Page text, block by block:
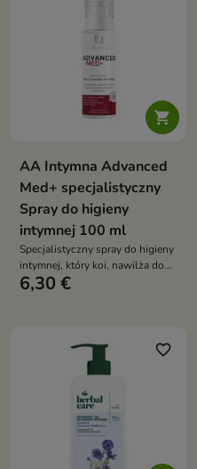

AA Intymna Advanced
Med+ specjalistyczny
Spray do higieny
intymnej 100 ml
Specjalistyczny spray do higieny
intymnej, który koi, nawilża do
24 h, neutralizuje zapachy i
6,30 €
favorite_border